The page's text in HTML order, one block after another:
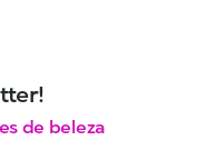
de beleza